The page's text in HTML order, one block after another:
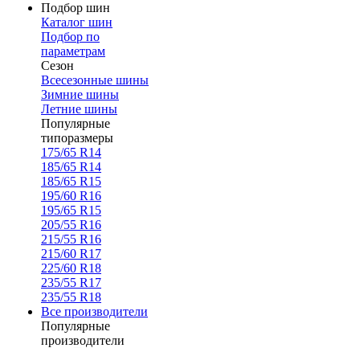
Подбор шин
Каталог шин
Подбор по
параметрам
Сезон
Всесезонные шины
Зимние шины
Летние шины
Популярные
типоразмеры
175/65 R14
185/65 R14
185/65 R15
195/60 R16
195/65 R15
205/55 R16
215/55 R16
215/60 R17
225/60 R18
235/55 R17
235/55 R18
Все производители
Популярные
производители